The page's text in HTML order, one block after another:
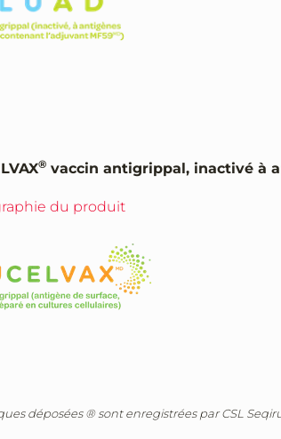
® vaccin antigrippal, inactivé à
du produit
déposées ® sont enregistrées par CSL